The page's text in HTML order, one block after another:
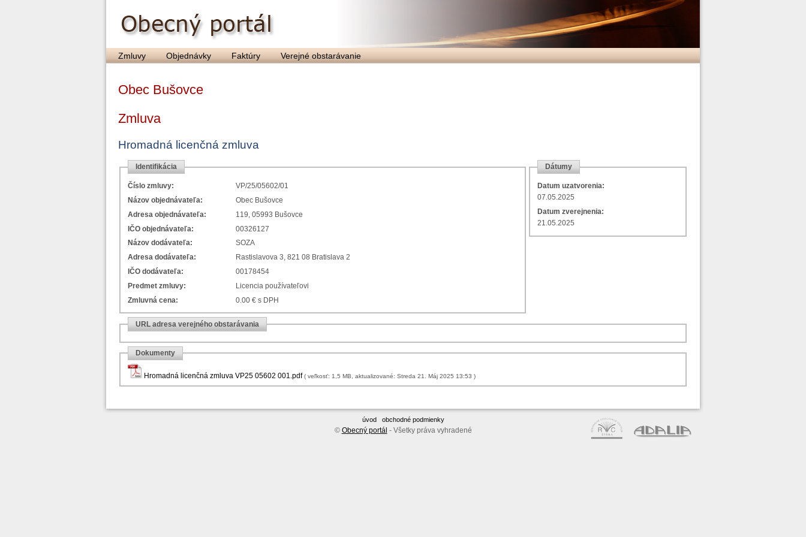
Zmluvy Objednávky Faktúry Verejné obstarávanie
Obec Bušovce
Zmluva
Hromadná licenčná zmluva
Identifikácia
Číslo zmluvy:
VP/25/05602/01
Názov objednávateľa:
Obec Bušovce
Adresa objednávateľa:
119, 05993 Bušovce
IČO objednávateľa:
00326127
Názov dodávateľa:
SOZA
Adresa dodávateľa:
Rastislavova 3, 821 08 Bratislava 2
IČO dodávateľa:
00178454
Predmet zmluvy:
Licencia používateľovi
Zmluvná cena:
0.00 € s DPH
Dátumy
Datum uzatvorenia:
07.05.2025
Datum zverejnenia:
21.05.2025
URL adresa verejného obstarávania
Dokumenty
Hromadná licenčná zmluva VP25 05602 001.pdf ( veľkosť: 1,5 MB, aktualizované: Streda 21. Máj 2025 13:53 )
úvod obchodné podmienky
© Obecný portál - Všetky práva vyhradené